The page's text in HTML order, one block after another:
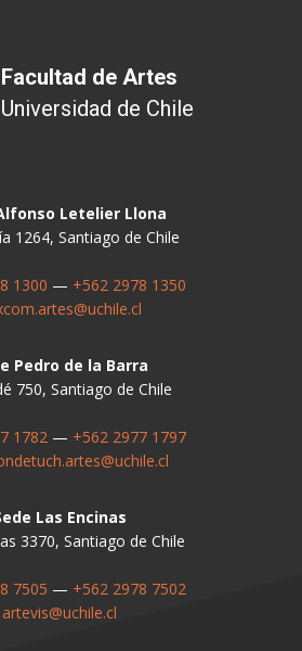
Facultad de Artes
Universidad de Chile
Letelier Llona
1264, Santiago de Chile
1300 — +562 2978 1350
Pedro de la Barra
750, Santiago de Chile
1782 — +562 2977 1797
Las Encinas
3370, Santiago de Chile
7505 — +562 2978 7502
artevis@uchile.cl